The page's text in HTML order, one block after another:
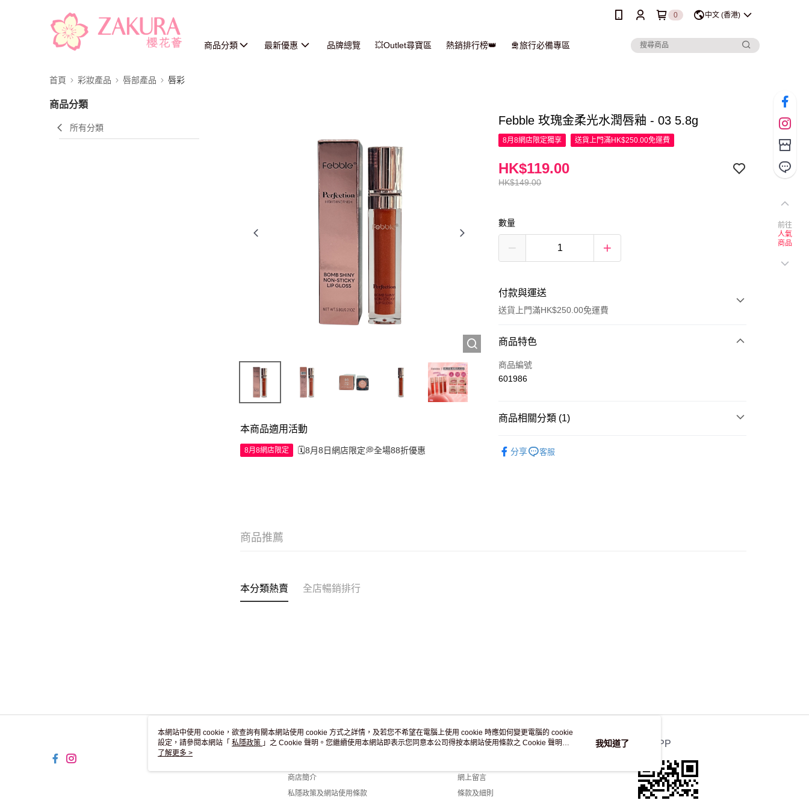
0 中文 (香港)
商品分類 最新優惠 品牌總覽 💥Outlet尋寶區 熱銷排行榜👑 🛅旅行必備專區
首頁 彩妝產品 唇部產品 唇彩
商品分類
所有分類
本商品適用活動
8月8網店限定 🗓️8月8日網店限定💭全場88折優惠
Febble 玫瑰金柔光水潤唇釉 - 03 5.8g
8月8網店限定獨享 送貨上門滿HK$250.00免運費
HK$149.00
HK$119.00
數量
付款與運送
送貨上門滿HK$250.00免運費
付款方式
信用卡
商品特色
商品編號
601986
商品相關分類 (1)
分享
客服
商品推薦
本分類熱賣 全店暢銷排行
關於我們
商店簡介
私隱政策及網站使用條款
客戶服務
網上留言
條款及細則
官方APP
前往
人氣
商品
本網站中使用 cookie，欲查詢有關本網站使用 cookie 方式之詳情，及若您不希望在電腦上使用 cookie 時應如何變更電腦的 cookie
設定，請參閱本網站「 私隱政策 」之 Cookie 聲明。您繼續使用本網站即表示您同意本公司得按本網站使用條款之 Cookie 聲明使
用 cookie。
了解更多 >
我知道了